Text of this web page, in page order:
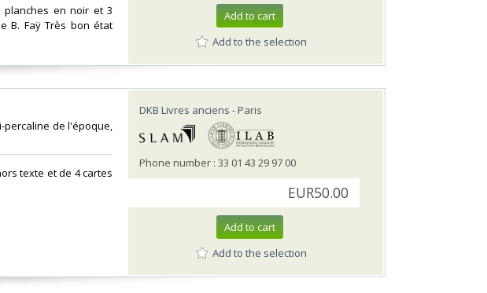
planches en noir et 3
B. Faÿ Très bon état
Add to cart
Add to the selection
percaline de l'époque,
texte et de 4 cartes
DKB Livres anciens - Paris
Phone number : 33 01 43 29 97 00
EUR50.00
Add to cart
Add to the selection